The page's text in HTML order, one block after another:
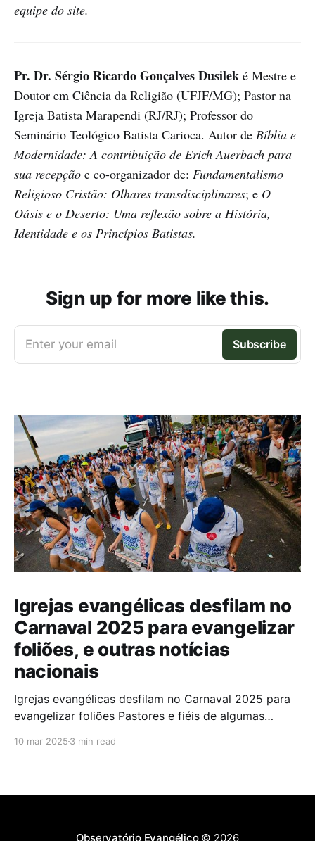
equipe do site.
Pr. Dr. Sérgio Ricardo Gonçalves Dusilek é Mestre e
Doutor em Ciência da Religião (UFJF/MG); Pastor na
Igreja Batista Marapendi (RJ/RJ); Professor do
Seminário Teológico Batista Carioca. Autor de Bíblia e
Modernidade: A contribuição de Erich Auerbach para
sua recepção e co-organizador de: Fundamentalismo
Religioso Cristão: Olhares transdisciplinares; e O
Oásis e o Deserto: Uma reflexão sobre a História,
Identidade e os Princípios Batistas.
Sign up for more like this.
Enter your email Subscribe
Igrejas evangélicas desfilam no
Carnaval 2025 para evangelizar
foliões, e outras notícias
nacionais
Igrejas evangélicas desfilam no Carnaval 2025 para
evangelizar foliões Pastores e fiéis de algumas
10 mar 2025 3 min read
Observatório Evangélico© 2026